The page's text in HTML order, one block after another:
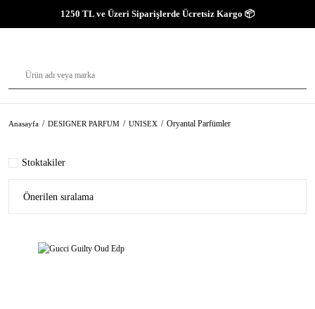
1250 TL ve Üzeri Siparişlerde Ücretsiz Kargo 📦
Anasayfa DESIGNER PARFUM UNISEX Oryantal Parfümler
Stoktakiler